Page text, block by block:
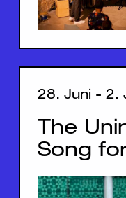
28. Juni - 2.
The
Song